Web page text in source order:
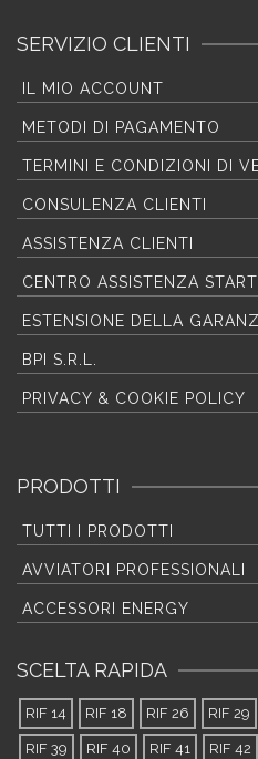
SERVIZIO CLIENTI
IL MIO ACCOUNT
METODI DI PAGAMENTO
TERMINI E CONDIZIONI DI
CONSULENZA CLIENTI
ASSISTENZA CLIENTI
CENTRO ASSISTENZA
ESTENSIONE DELLA
BPI S.R.L.
PRIVACY & COOKIE POLICY
PRODOTTI
TUTTI I PRODOTTI
AVVIATORI PROFESSIONALI
ACCESSORI ENERGY
SCELTA RAPIDA
RIF 14 RIF 18 RIF 26 RIF 29
RIF 39 RIF 40 RIF 41 RIF 42